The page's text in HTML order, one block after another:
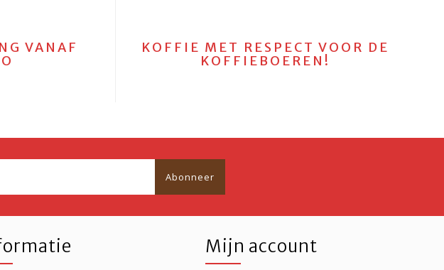
VANAF
KOFFIE MET RESPECT VOOR DE
KOFFIEBOEREN!
Abonneer
Mijn account